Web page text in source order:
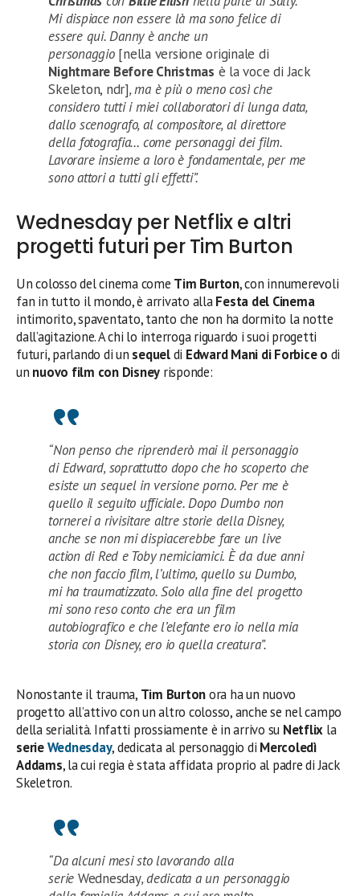
Mi dispiace non essere là ma sono felice di
essere qui. Danny è anche un
personaggio [nella versione originale di
Nightmare Before Christmas è la voce di Jack
Skeleton, ndr], ma è più o meno così che
considero tutti i miei collaboratori di lunga data,
dallo scenografo, al compositore, al direttore
della fotografia… come personaggi dei film.
Lavorare insieme a loro è fondamentale, per me
sono attori a tutti gli effetti”.
Wednesday per Netflix e altri
progetti futuri per Tim Burton
Un colosso del cinema come Tim Burton, con innumerevoli
fan in tutto il mondo, è arrivato allaFesta del Cinema
intimorito, spaventato, tanto che non ha dormito la notte
dall’agitazione. A chi lo interroga riguardo i suoi progetti
futuri, parlando di un sequeldi Edward Mani di Forbice o di
un nuovo film con Disney risponde:
“Non penso che riprenderò mai il personaggio
di Edward, soprattutto dopo che ho scoperto che
esiste un sequel in versione porno. Per me è
quello il seguito ufficiale. Dopo Dumbo non
tornerei a rivisitare altre storie della Disney,
anche se non mi dispiacerebbe fare un live
action di Red e Toby nemiciamici. È da due anni
che non faccio film, l’ultimo, quello su Dumbo,
mi ha traumatizzato. Solo alla fine del progetto
mi sono reso conto che era un film
autobiografico e che l’elefante ero io nella mia
storia con Disney, ero io quella creatura”.
Nonostante il trauma, Tim Burtonora ha un nuovo
progetto all’attivo con un altro colosso, anche se nel campo
della serialità. Infatti prossiamente è in arrivo su Netflix la
serieWednesday, dedicata al personaggio di Mercoledì
Addams, la cui regia è stata affidata proprio al padre di Jack
Skeletron.
“Da alcuni mesi sto lavorando alla
serie Wednesday, dedicata a un personaggio